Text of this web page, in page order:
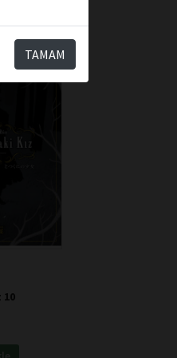
10
TAMAM